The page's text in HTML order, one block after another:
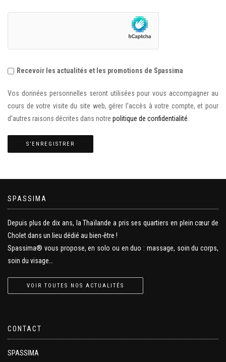
Recevoir les actualités et les promotions de Spassima
Vos données personnelles seront utilisées pour vous accompagner au
cours de votre visite du site web, gérer l’accès à votre compte, et pour
d’autres raisons décrites dans notre politique de confidentialité
S’ENREGISTRER
SPASSIMA
Depuis plus de dix ans, la Thaïlande a pris ses quartiers en plein cœur de
Cholet dans un lieu dédié au bien-être !
Spassima® vous propose, en solo ou en duo : massage, soin du corps,
soin du visage…
VOIR TOUTES NOS ACTUALITÉS
CONTACT
SPASSIMA